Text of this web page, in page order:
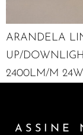
ARANDELA
UP/
2400LM/M
ASSINE